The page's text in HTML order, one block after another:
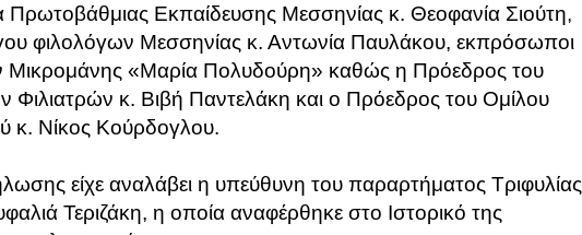
Εκπαίδευσης Μεσσηνίας κ. Θεοφανία Σιούτη,
φιλολόγων Μεσσηνίας κ. Αντωνία Παυλάκου, εκπρόσωποι
Μικρομάνης «Μαρία Πολυδούρη» καθώς η Πρόεδρος του
κ. Βιβή Παντελάκη και ο Πρόεδρος του Ομίλου
κ. Νίκος Κούρδογλου.
είχε αναλάβει η υπεύθυνη του παραρτήματος Τριφυλίας
Τεριζάκη, η οποία αναφέρθηκε στο Ιστορικό της